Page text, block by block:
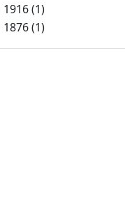
1916 (1)
1876 (1)